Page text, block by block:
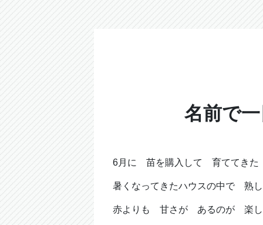
名前で
6月に 苗を購入して 育ててきた
暑くなってきたハウスの中で 熟
赤よりも 甘さが あるのが 楽し